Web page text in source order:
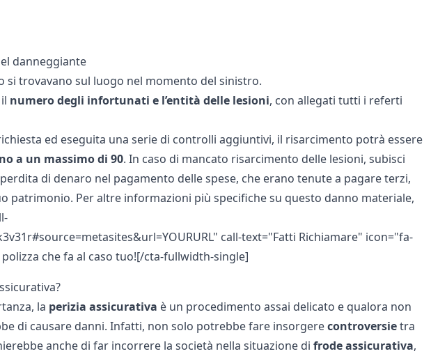
danneggiante
si trovavano sul luogo nel momento del sinistro.
numero degli infortunati e l’entità delle lesioni, con allegati tutti i referti
ed eseguita una serie di controlli aggiuntivi, il risarcimento potrà essere
a un massimo di 90. In caso di mancato risarcimento delle lesioni, subisci
di denaro nel pagamento delle spese, che erano tenute a pagare terzi,
patrimonio. Per altre informazioni più specifiche su questo danno materiale,
call-text="Fatti Richiamare" icon="fa-
che fa al caso tuo![/cta-fullwidth-single]
la perizia assicurativa è un procedimento assai delicato e qualora non
di causare danni. Infatti, non solo potrebbe fare insorgerecontroversietra
anche di far incorrere la società nella situazione di frode assicurativa,